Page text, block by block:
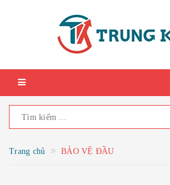
Trang chủ BẢO VỆ ĐẦU